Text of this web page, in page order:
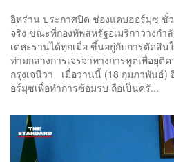
อิหร่าน ประกาศปิด ช่องแคบฮอร์มุซ ชั่
จริง ขณะที่กองทัพสหรัฐอเมริกาวางกำ
เตหะรานได้ทุกเมื่อ ขึ้นอยู่กับการตัดสิ
ท่ามกลางการเจรจาทางการทูตเพื่อยุ
กรุงเจนีวา เมื่อวานนี้ (18 กุมภาพันธ์)
อร์มุซเพื่อทำการซ้อมรบ ถือเป็นครั...